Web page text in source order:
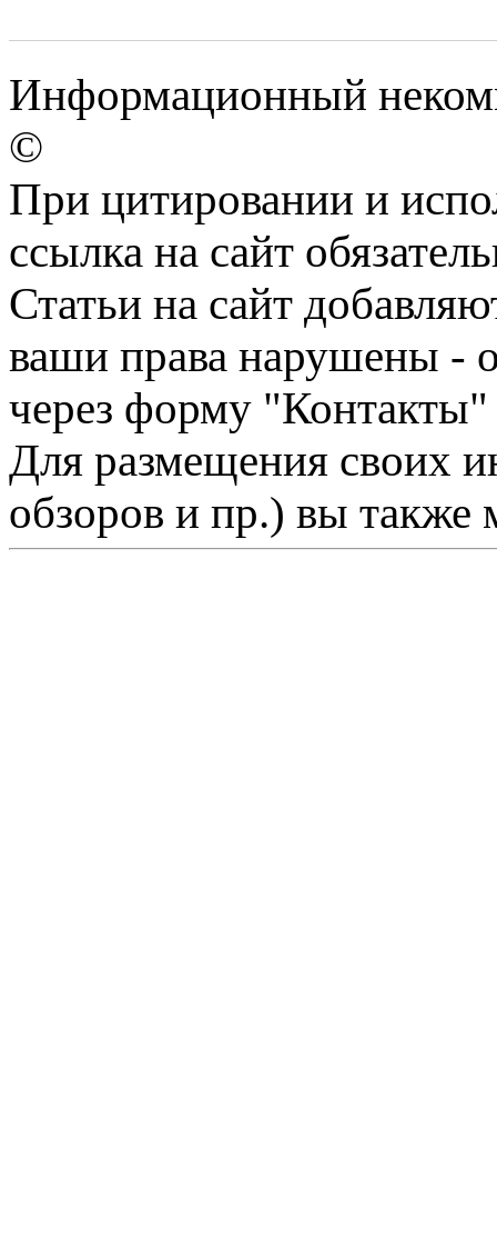
Информационный
©
При цитировании и
ссылка на сайт
Статьи на сайт
ваши права нарушены -
через форму "Контакты"
Для размещения своих
обзоров и пр.) вы также